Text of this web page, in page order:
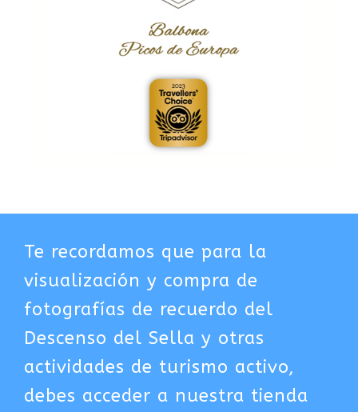
Te recordamos que para la
visualización y compra de
fotografías de recuerdo del
Descenso del Sella y otras
actividades de turismo activo,
debes acceder a nuestra tienda